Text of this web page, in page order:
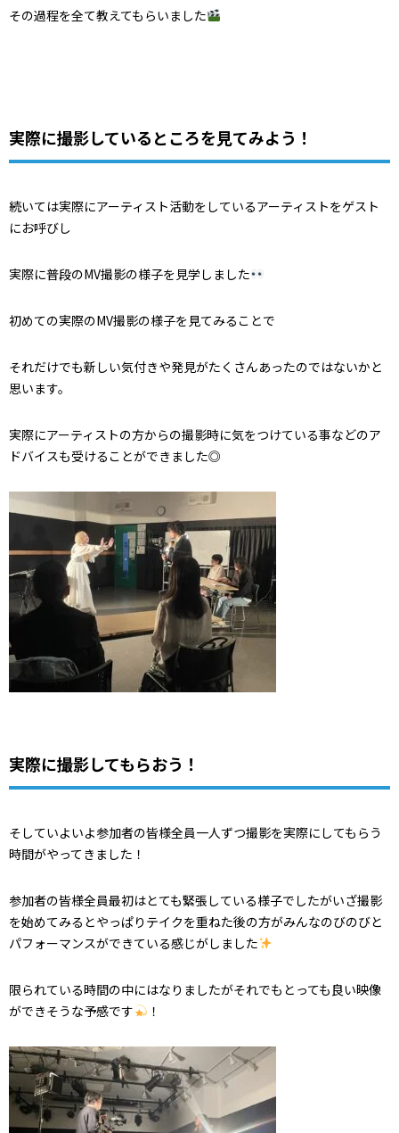
その過程を全て教えてもらいました
実際に撮影しているところを見てみよう！
続いては実際にアーティスト活動をしているアーティストをゲスト
にお呼びし
実際に普段のMV撮影の様子を見学しました
初めての実際のMV撮影の様子を見てみることで
それだけでも新しい気付きや発見がたくさんあったのではないかと
思います。
実際にアーティストの方からの撮影時に気をつけている事などのア
ドバイスも受けることができました◎
実際に撮影してもらおう！
そしていよいよ参加者の皆様全員一人ずつ撮影を実際にしてもらう
時間がやってきました！
参加者の皆様全員最初はとても緊張している様子でしたがいざ撮影
を始めてみるとやっぱりテイクを重ねた後の方がみんなのびのびと
パフォーマンスができている感じがしました
限られている時間の中にはなりましたがそれでもとっても良い映像
ができそうな予感です
！